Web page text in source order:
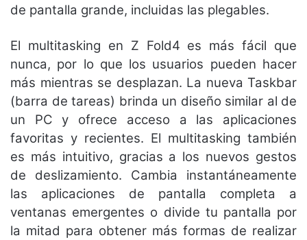
de pantalla grande, incluidas las plegables.
El multitasking en Z Fold4 es más fácil que
nunca, por lo que los usuarios pueden hacer
más mientras se desplazan. La nueva Taskbar
(barra de tareas) brinda un diseño similar al de
un PC y ofrece acceso a las aplicaciones
favoritas y recientes. El multitasking también
es más intuitivo, gracias a los nuevos gestos
de deslizamiento. Cambia instantáneamente
las aplicaciones de pantalla completa a
ventanas emergentes o divide tu pantalla por
la mitad para obtener más formas de realizar